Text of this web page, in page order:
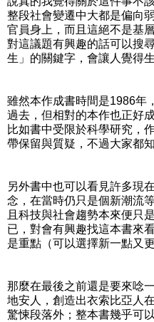
整段社會變遷中大都是偏向
官員身上，而且這絕不是基
對這議題有興趣的話可以搜
生」的關鍵字，會讓人覺得
雖然本作成書時間是1986年
過去，但相對的本作也正好
比如書中受限於科學研究，
帶保留與質疑，不過大家都
另外書中也可以看見許多現
念，在當時仍只是個新潮流
且科技與社會趨勢本來便只
已，對會有興趣找這本書來
是重點（可以選擇新一點又
那麼在最後之前還是要來唸
地安人，創造出衣索比亞人
驚悚段落外；整本書幾乎可